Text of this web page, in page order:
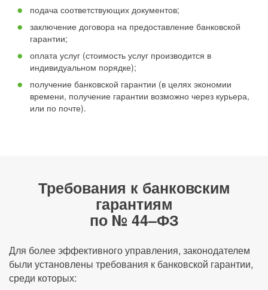
подача соответствующих документов;
заключение договора на предоставление банковской
гарантии;
оплата услуг (стоимость услуг производится в
индивидуальном порядке);
получение банковской гарантии (в целях экономии
времени, получение гарантии возможно через курьера,
или по почте).
Требования к банковским
гарантиям
по № 44–ФЗ
Для более эффективного управления, законодателем
были установлены требования к банковской гарантии,
среди которых: